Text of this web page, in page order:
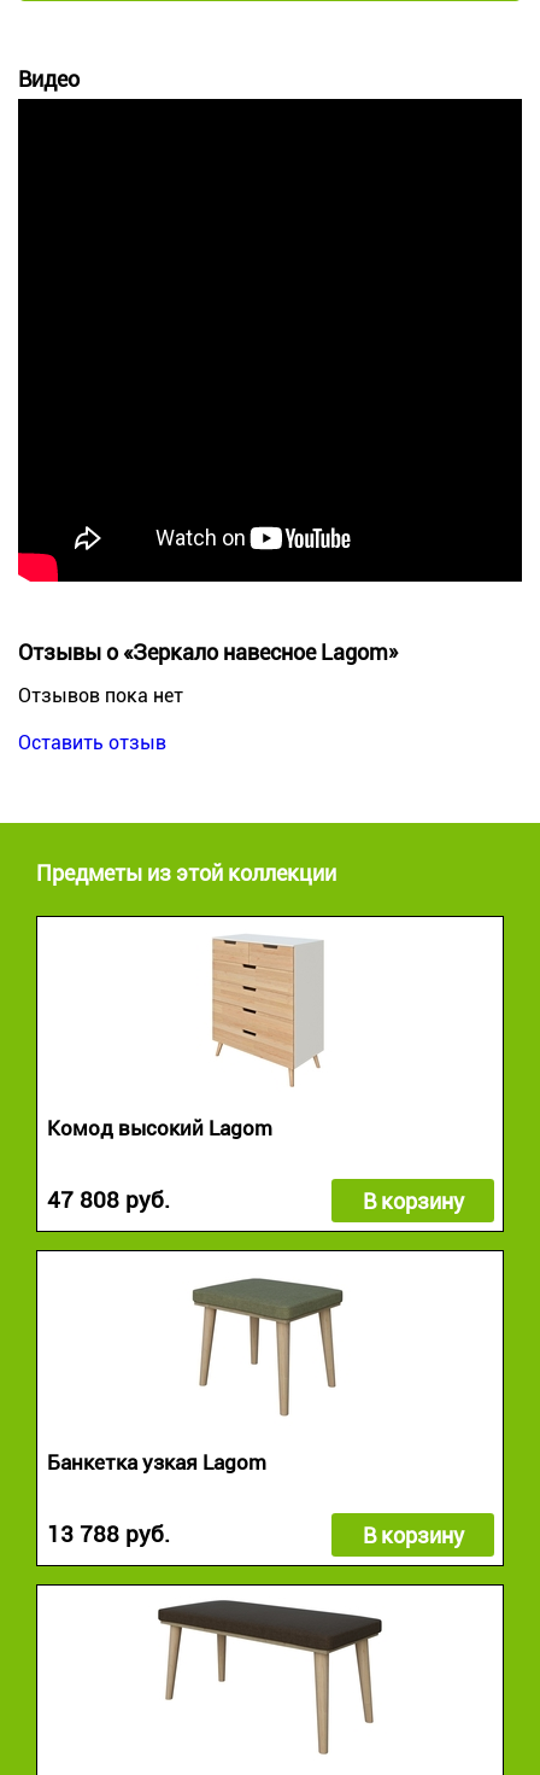
Видео
Отзывы о «Зеркало навесное Lagom»
Отзывов пока нет
Оставить отзыв
Предметы из этой коллекции
Комод высокий Lagom
47 808 руб. В корзину
Банкетка узкая Lagom
13 788 руб. В корзину